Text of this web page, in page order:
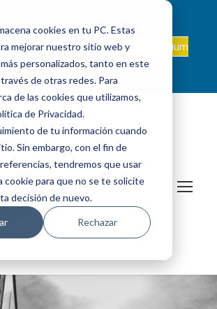
cookies en tu PC. Estas
mejorar nuestro sitio web y
personalizados, tanto en este
de otras redes. Para
de las cookies que utilizamos,
de Privacidad.
de tu información cuando
Sin embargo, con el fin de
tendremos que usar
cookie para que no se te solicite
decisión de nuevo.
Rechazar
ES +34 924 524 001
| Onda Collegium
Podcast